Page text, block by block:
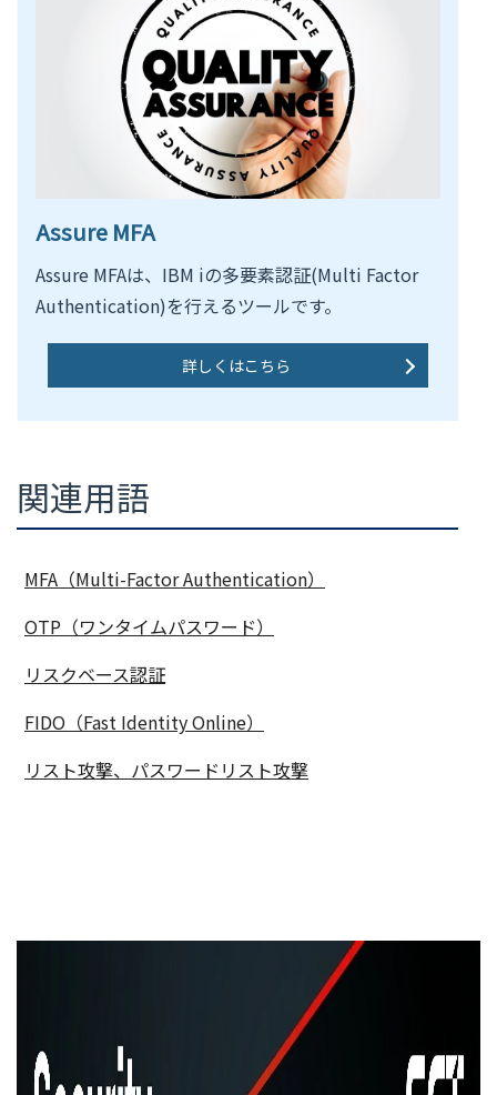
Assure MFA
Assure MFAは、IBM iの多要素認証(Multi Factor
Authentication)を行えるツールです。
詳しくはこちら
関連用語
MFA（Multi-Factor Authentication）
OTP（ワンタイムパスワード）
リスクベース認証
FIDO（Fast Identity Online）
リスト攻撃、パスワードリスト攻撃